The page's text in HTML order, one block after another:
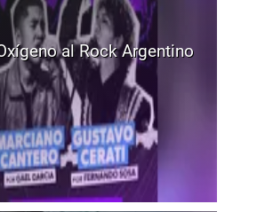
al Rock Argentino